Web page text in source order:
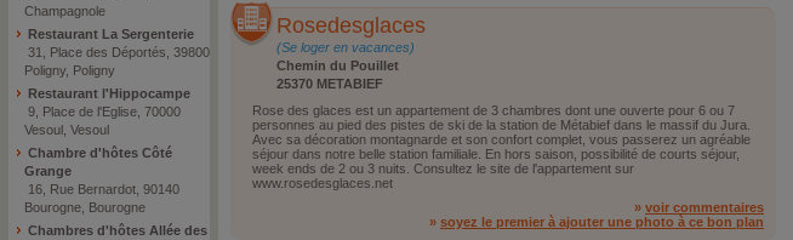
Champagnole
Restaurant La Sergenterie
31, Place des Déportés, 39800
Poligny, Poligny
Restaurant l'Hippocampe
9, Place de l'Eglise, 70000
Vesoul, Vesoul
Chambre d'hôtes Côté
Grange
16, Rue Bernardot, 90140
Bourogne, Bourogne
Chambres d'hôtes Allée des
Rosedesglaces
(Se loger en vacances)
Chemin du Pouillet
25370 METABIEF
Rose des glaces est un appartement de 3 chambres dont une ouverte pour 6 ou 7
personnes au pied des pistes de ski de la station de Métabief dans le massif du Jura.
Avec sa décoration montagnarde et son confort complet, vous passerez un agréable
séjour dans notre belle station familiale. En hors saison, possibilité de courts séjour,
week ends de 2 ou 3 nuits. Consultez le site de l'appartement sur
www.rosedesglaces.net
» voir commentaires
» soyez le premier à ajouter une photo à ce bon plan